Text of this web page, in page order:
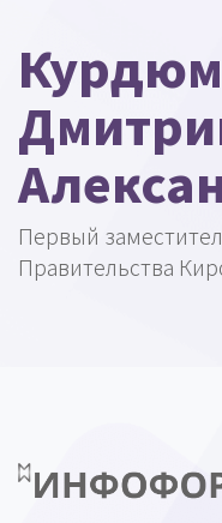
Первый
Правительства